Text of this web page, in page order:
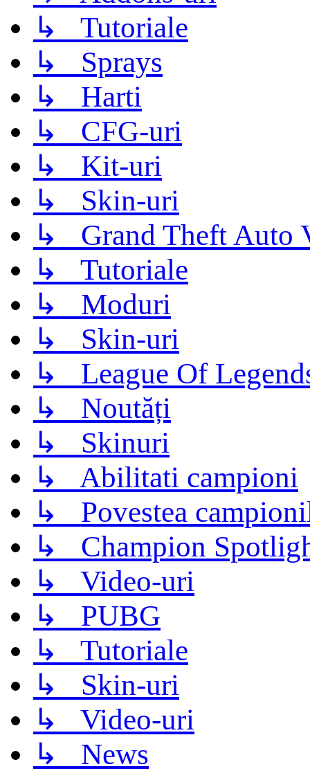
↳ Tutoriale
↳ Sprays
↳ Harti
↳ CFG-uri
↳ Kit-uri
↳ Skin-uri
↳ Grand Theft Auto
↳ Tutoriale
↳ Moduri
↳ Skin-uri
↳ League Of
↳ Noutăți
↳ Skinuri
↳ Abilitati campioni
↳ Povestea
↳ Champion
↳ Video-uri
↳ PUBG
↳ Tutoriale
↳ Skin-uri
↳ Video-uri
↳ News